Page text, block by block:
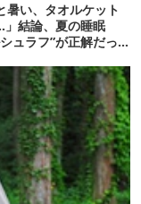
暑い、タオルケット
結論、夏の睡眠
ュラフ”が正解だっ